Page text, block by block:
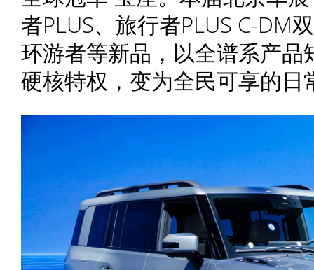
者PLUS、旅行者PLUS C-DM
环游者等新品，以全谱系产
硬核特权，变为全民可享的日